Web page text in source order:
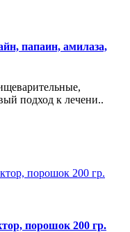
папаин, амилаза,
подход к лечени..
порошок 200 гр.